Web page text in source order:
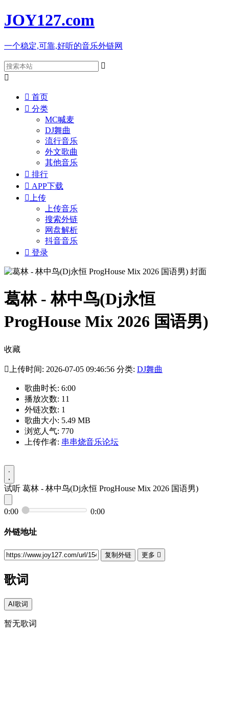
JOY127.com
一个稳定,可靠,好听的音乐外链网


 首页
 分类
MC喊麦
DJ舞曲
流行音乐
外文歌曲
其他音乐
 排行
 APP下载
 上传
上传音乐
搜索外链
网盘解析
抖音音乐
 登录
葛林 - 林中鸟(Dj永恒
ProgHouse Mix 2026 国语男)
收藏
 上传时间: 2026-07-05 09:46:56 分类: DJ舞曲
歌曲时长: 6:00
播放次数: 11
外链次数: 1
歌曲大小: 5.49 MB
浏览人气: 770
上传作者: 串串烧音乐论坛
试听 葛林 - 林中鸟(Dj永恒 ProgHouse Mix 2026 国语男)
0:00 0:00
外链地址
复制外链 更多 
歌词
AI歌词
暂无歌词